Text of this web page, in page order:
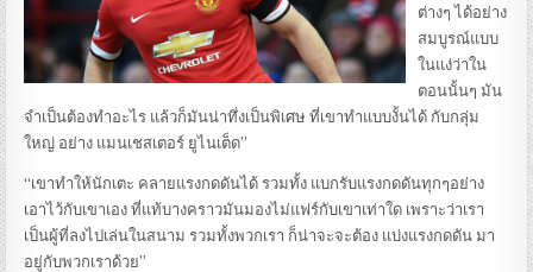
ต่างๆ ได้อย่าง
สมบูรณ์แบบ
ในแง่ว่าใน
ตอนนั้นๆ มัน
จำเป็นต้องทำอะไร แล้วก็มันน่าทึ่งเป็นพิเศษ ที่เขาทำแบบงั้นได้ กับกลุ่ม
ใหญ่ อย่าง แมนเชสเตอร์ ยูไนเต็ด”
“เขาทำให้นักเตะ คลายแรงกดดันได้ รวมทั้ง แบกรับแรงกดดันทุกๆอย่าง
เอาไว้กับเขาเอง ที่แท้บางคราวมันมองไม่แฟร์กับเขาเท่าใด เพราะว่าเรา
เป็นผู้ที่ลงไปเล่นในสนาม รวมทั้งพวกเรา ก็น่าจะจะต้อง แบ่งแรงกดดัน มา
อยู่กับพวกเราด้วย”